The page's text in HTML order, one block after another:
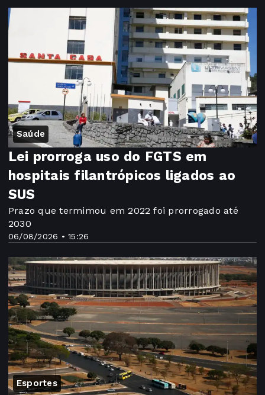
Saúde
06/08/2026 • 15:26
Lei prorroga uso do FGTS em
hospitais filantrópicos ligados ao
SUS
Prazo que termimou em 2022 foi prorrogado até
2030
Esportes